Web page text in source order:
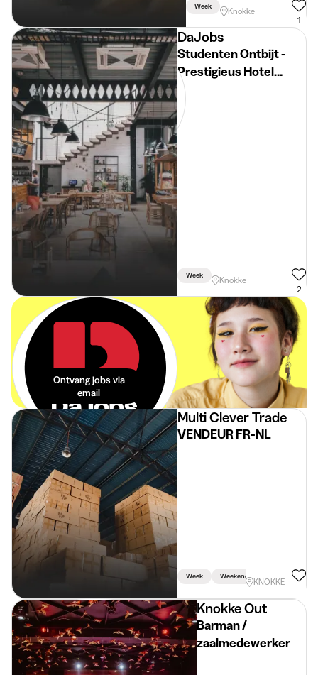
Week
Knokke
1
DaJobs
Studenten Ontbijt -
Prestigieus Hotel
Knokke
Week
Knokke
2
De beste
studentenjobs in
je mailbox. Dat is
pas eenvoudig!
Ontvang jobs via
email
Multi Clever Trade
VENDEUR FR-NL
Week Weekend Vakantie
KNOKKE
Knokke Out
Barman /
zaalmedewerker